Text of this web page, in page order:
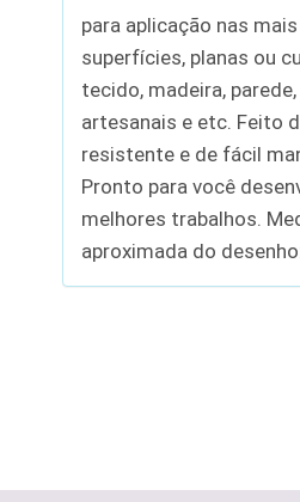
para aplicação nas
superfícies, planas ou
tecido, madeira, parede,
artesanais e etc. Feito
resistente e de fácil
Pronto para você
melhores trabalhos.
aproximada do